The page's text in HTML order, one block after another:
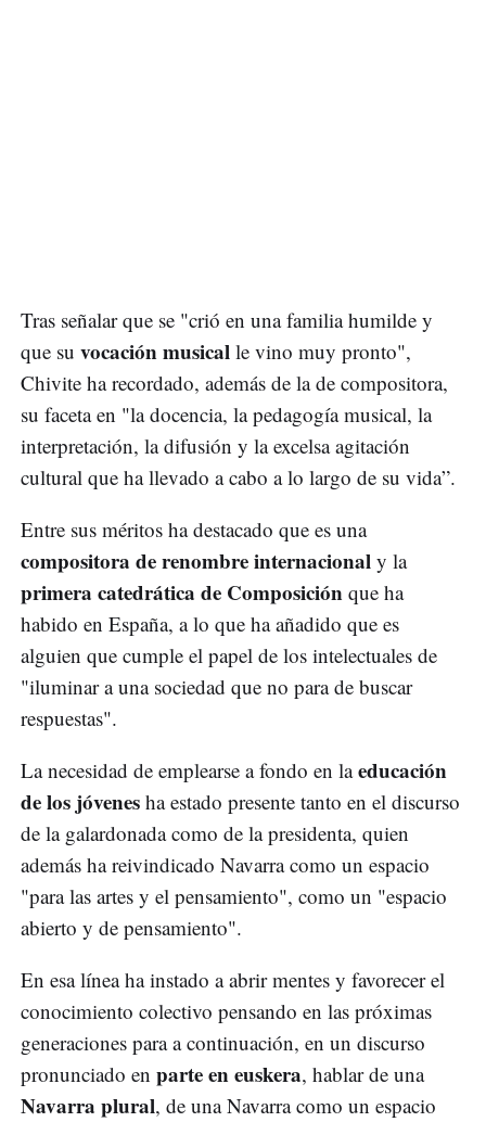
Tras señalar que se "crió en una familia humilde y
que su vocación musical le vino muy pronto",
Chivite ha recordado, además de la de compositora,
su faceta en "la docencia, la pedagogía musical, la
interpretación, la difusión y la excelsa agitación
cultural que ha llevado a cabo a lo largo de su vida”.
Entre sus méritos ha destacado que es una
compositora de renombre internacional y la
primera catedrática de Composición que ha
habido en España, a lo que ha añadido que es
alguien que cumple el papel de los intelectuales de
"iluminar a una sociedad que no para de buscar
respuestas".
La necesidad de emplearse a fondo en laeducación
de los jóvenes ha estado presente tanto en el discurso
de la galardonada como de la presidenta, quien
además ha reivindicado Navarra como un espacio
"para las artes y el pensamiento", como un "espacio
abierto y de pensamiento".
En esa línea ha instado a abrir mentes y favorecer el
conocimiento colectivo pensando en las próximas
generaciones para a continuación, en un discurso
pronunciado en parte en euskera, hablar de una
Navarra plural, de una Navarra como un espacio